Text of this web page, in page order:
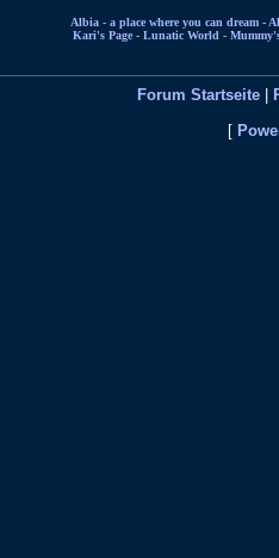
Albia - a place where you can dream-
Kari's Page - Lunatic World -
Forum Startseite
[